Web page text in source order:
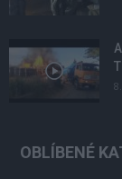
OBLÍBENÉ